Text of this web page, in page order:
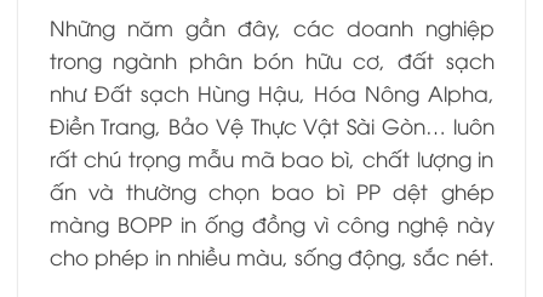
Những năm gần đây, các doanh nghiệp
trong ngành phân bón hữu cơ, đất sạch
như Đất sạch Hùng Hậu, Hóa Nông Alpha,
Điền Trang, Bảo Vệ Thực Vật Sài Gòn… luôn
rất chú trọng mẫu mã bao bì, chất lượng in
ấn và thường chọn bao bì PP dệt ghép
màng BOPP in ống đồng vì công nghệ này
cho phép in nhiều màu, sống động, sắc nét.